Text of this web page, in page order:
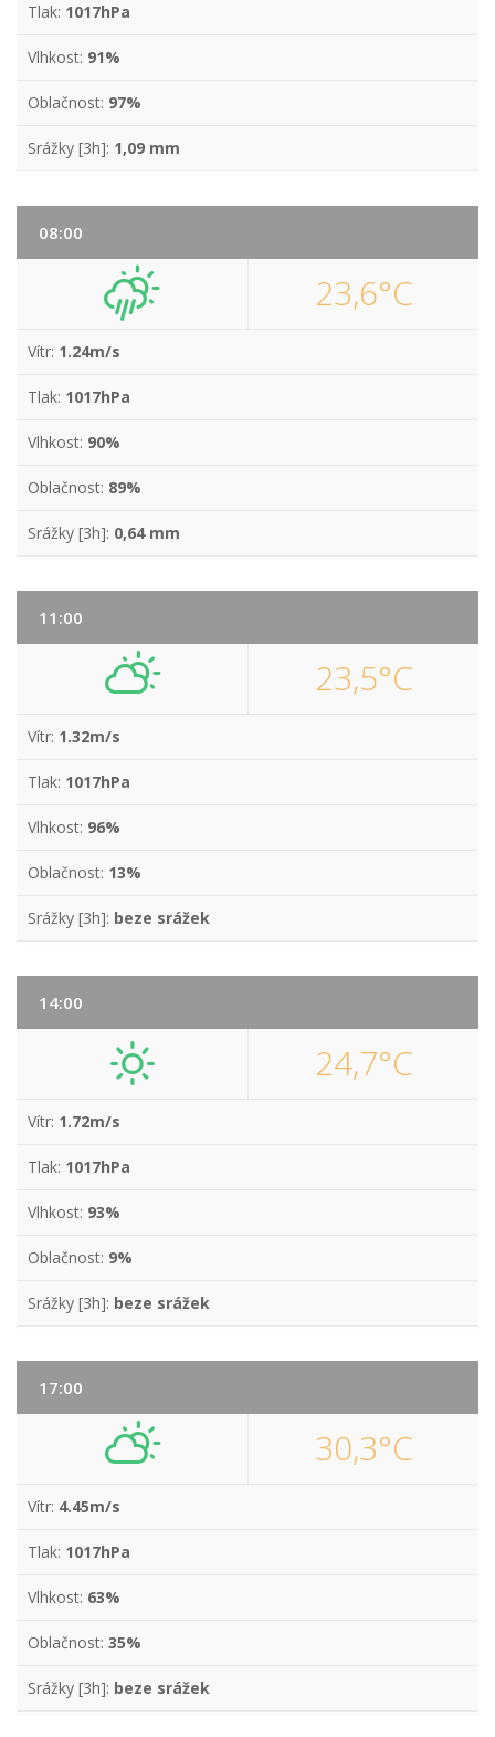
Tlak: 1017hPa
Vlhkost: 91%
Oblačnost: 97%
Srážky [3h]: 1,09 mm
08:00
23,6°C
Vítr: 1.24m/s
Tlak: 1017hPa
Vlhkost: 90%
Oblačnost: 89%
Srážky [3h]: 0,64 mm
11:00
23,5°C
Vítr: 1.32m/s
Tlak: 1017hPa
Vlhkost: 96%
Oblačnost: 13%
Srážky [3h]: beze srážek
14:00
24,7°C
Vítr: 1.72m/s
Tlak: 1017hPa
Vlhkost: 93%
Oblačnost: 9%
Srážky [3h]: beze srážek
17:00
30,3°C
Vítr: 4.45m/s
Tlak: 1017hPa
Vlhkost: 63%
Oblačnost: 35%
Srážky [3h]: beze srážek